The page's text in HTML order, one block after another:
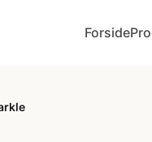
Forside